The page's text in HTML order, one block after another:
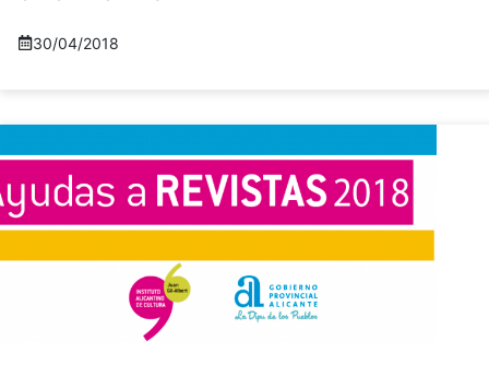
30/04/2018